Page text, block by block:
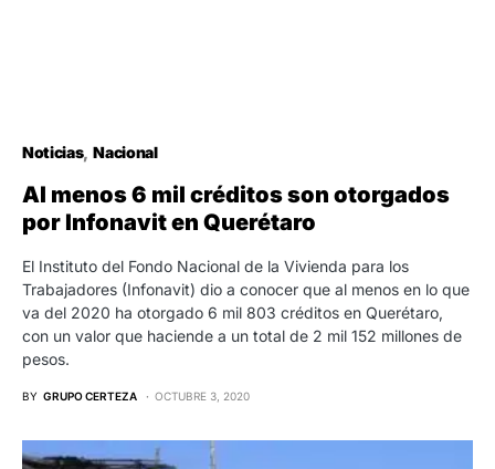
Noticias Nacional
Al menos 6 mil créditos son otorgados
por Infonavit en Querétaro
El Instituto del Fondo Nacional de la Vivienda para los
Trabajadores (Infonavit) dio a conocer que al menos en lo que
va del 2020 ha otorgado 6 mil 803 créditos en Querétaro,
con un valor que haciende a un total de 2 mil 152 millones de
pesos.
BY GRUPO CERTEZA OCTUBRE 3, 2020